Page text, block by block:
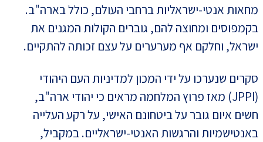
מחאות אנטי-ישראליות ברחבי העולם, כולל בארה"ב.
בקמפוסים ומחוצה להם, גוברים הקולות המגנים את
ישראל, וחלקם אף מערערים על עצם זכותה להתקיים.
סקרים שנערכו על ידי המכון למדיניות העם היהודי
(JPPI) מאז פרוץ המלחמה מראים כי יהודי ארה"ב,
חשים איום גובר על ביטחונם האישי, על רקע העלייה
באנטישמיות והרגשות האנטי-ישראליים. במקביל,